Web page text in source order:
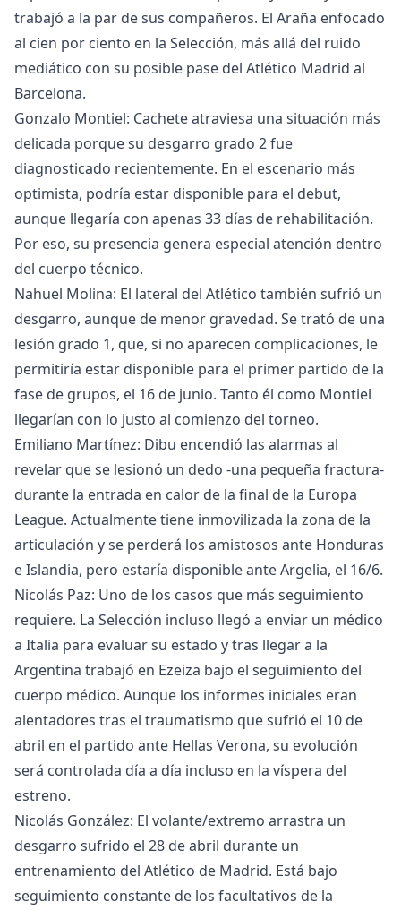
trabajó a la par de sus compañeros. El Araña enfocado
al cien por ciento en la Selección, más allá del ruido
mediático con su posible pase del Atlético Madrid al
Barcelona.
Gonzalo Montiel: Cachete atraviesa una situación más
delicada porque su desgarro grado 2 fue
diagnosticado recientemente. En el escenario más
optimista, podría estar disponible para el debut,
aunque llegaría con apenas 33 días de rehabilitación.
Por eso, su presencia genera especial atención dentro
del cuerpo técnico.
Nahuel Molina: El lateral del Atlético también sufrió un
desgarro, aunque de menor gravedad. Se trató de una
lesión grado 1, que, si no aparecen complicaciones, le
permitiría estar disponible para el primer partido de la
fase de grupos, el 16 de junio. Tanto él como Montiel
llegarían con lo justo al comienzo del torneo.
Emiliano Martínez: Dibu encendió las alarmas al
revelar que se lesionó un dedo -una pequeña fractura-
durante la entrada en calor de la final de la Europa
League. Actualmente tiene inmovilizada la zona de la
articulación y se perderá los amistosos ante Honduras
e Islandia, pero estaría disponible ante Argelia, el 16/6.
Nicolás Paz: Uno de los casos que más seguimiento
requiere. La Selección incluso llegó a enviar un médico
a Italia para evaluar su estado y tras llegar a la
Argentina trabajó en Ezeiza bajo el seguimiento del
cuerpo médico. Aunque los informes iniciales eran
alentadores tras el traumatismo que sufrió el 10 de
abril en el partido ante Hellas Verona, su evolución
será controlada día a día incluso en la víspera del
estreno.
Nicolás González: El volante/extremo arrastra un
desgarro sufrido el 28 de abril durante un
entrenamiento del Atlético de Madrid. Está bajo
seguimiento constante de los facultativos de la